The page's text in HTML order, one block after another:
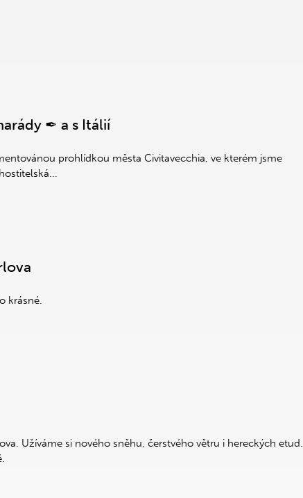
✒ a s Itálií
prohlídkou města Civitavecchia, ve kterém jsme
krásné.
Užíváme si nového sněhu, čerstvého větru i hereckých etud.